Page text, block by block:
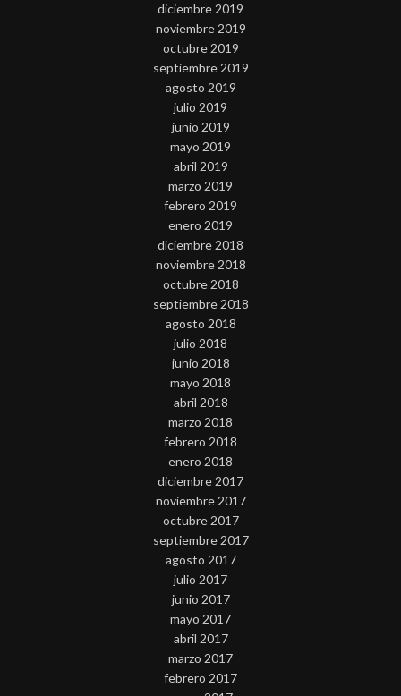
diciembre 2019
noviembre 2019
octubre 2019
septiembre 2019
agosto 2019
julio 2019
junio 2019
mayo 2019
abril 2019
marzo 2019
febrero 2019
enero 2019
diciembre 2018
noviembre 2018
octubre 2018
septiembre 2018
agosto 2018
julio 2018
junio 2018
mayo 2018
abril 2018
marzo 2018
febrero 2018
enero 2018
diciembre 2017
noviembre 2017
octubre 2017
septiembre 2017
agosto 2017
julio 2017
junio 2017
mayo 2017
abril 2017
marzo 2017
febrero 2017